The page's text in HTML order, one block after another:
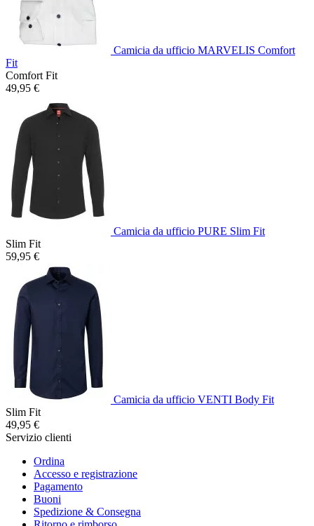
Camicia da ufficio MARVELIS Comfort
Fit
Comfort Fit
49,95 €
Camicia da ufficio PURE Slim Fit
Slim Fit
59,95 €
Camicia da ufficio VENTI Body Fit
Slim Fit
49,95 €
Servizio clienti
Ordina
Accesso e registrazione
Pagamento
Buoni
Spedizione & Consegna